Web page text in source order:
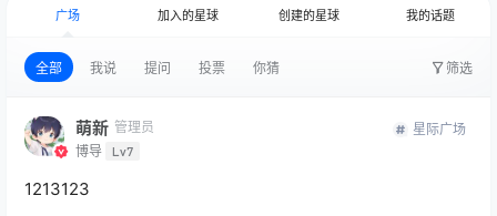
广场 加入的星球 创建的星球 我的话题
全部 我说 提问 投票 你猜 筛选
萌新 管理员
博导 Lv7
星际广场
1213123